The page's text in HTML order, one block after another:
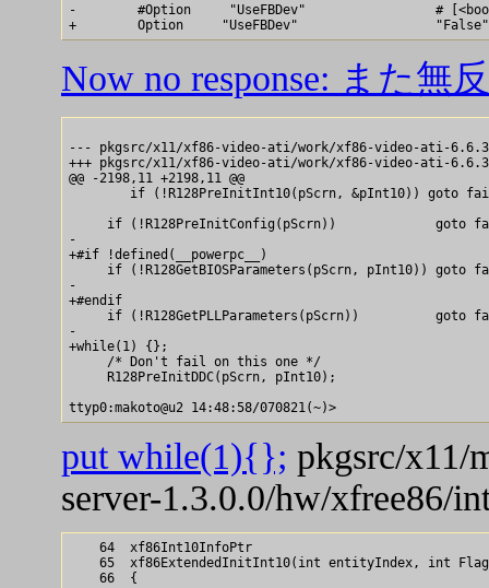
-        #Option     "UseFBDev"                 #
Now no response: また無
--- pkgsrc/x11/xf86-video-ati/work/xf86-video-ati-
+++ pkgsrc/x11/xf86-video-ati/work/xf86-video-ati-
@@ -2198,11 +2198,11 @@
if (!R128PreInitInt10(pScrn, &pInt10)) goto
if (!R128PreInitConfig(pScrn))             goto
-
+#if !defined(__powerpc__)
if (!R128GetBIOSParameters(pScrn, pInt10)) goto
-
+#endif
if (!R128GetPLLParameters(pScrn))          goto
-
+while(1) {};
     /* Don't fail on this one */
     R128PreInitDDC(pScrn, pInt10);
put while(1){}; pkgsrc/x11/
server-1.3.0.0/hw/xfree86/
    64  xf86Int10InfoPtr
65  xf86ExtendedInitInt10(int entityIndex, int
    66  {